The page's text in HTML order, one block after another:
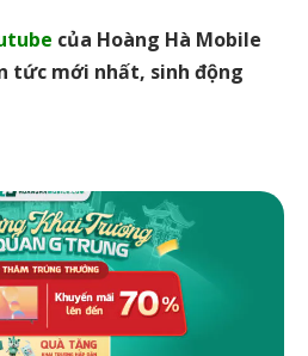
của Hoàng Hà Mobile
tức mới nhất, sinh động